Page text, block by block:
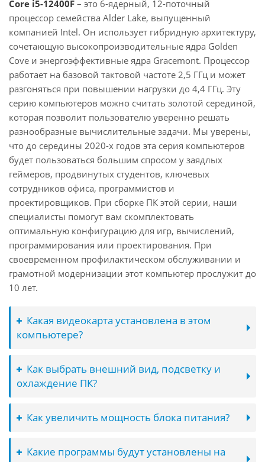
Core i5-12400F – это 6-ядерный, 12-поточный
процессор семейства Alder Lake, выпущенный
компанией Intel. Он использует гибридную архитектуру,
сочетающую высокопроизводительные ядра Golden
Cove и энергоэффективные ядра Gracemont. Процессор
работает на базовой тактовой частоте 2,5 ГГц и может
разгоняться при повышении нагрузки до 4,4 ГГц. Эту
серию компьютеров можно считать золотой серединой,
которая позволит пользователю уверенно решать
разнообразные вычислительные задачи. Мы уверены,
что до середины 2020-х годов эта серия компьютеров
будет пользоваться большим спросом у заядлых
геймеров, продвинутых студентов, ключевых
сотрудников офиса, программистов и
проектировщиков. При сборке ПК этой серии, наши
специалисты помогут вам скомплектовать
оптимальную конфигурацию для игр, вычислений,
программирования или проектирования. При
своевременном профилактическом обслуживании и
грамотной модернизации этот компьютер прослужит до
10 лет.
Какая видеокарта установлена в этом
компьютере?
Как выбрать внешний вид, подсветку и
охлаждение ПК?
Как увеличить мощность блока питания?
Какие программы будут установлены на